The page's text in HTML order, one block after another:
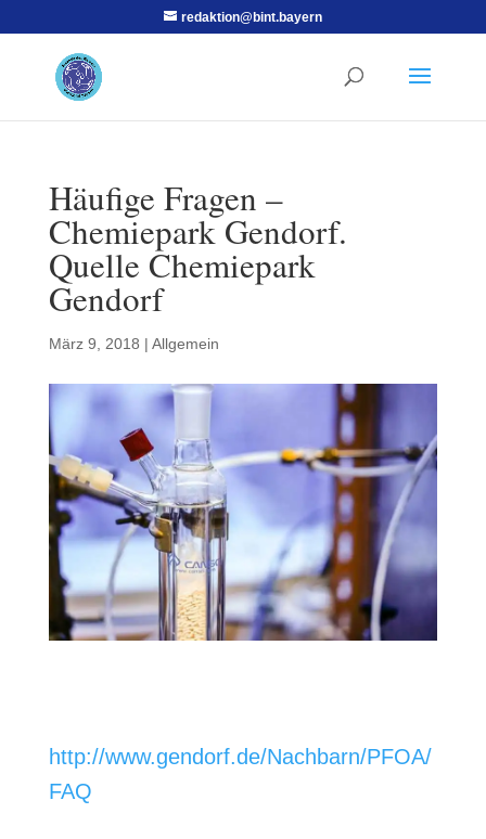
redaktion@bint.bayern
Häufige Fragen –
Chemiepark Gendorf.
Quelle Chemiepark
Gendorf
März 9, 2018 | Allgemein
http://www.gendorf.de/Nachbarn/PFOA/
FAQ